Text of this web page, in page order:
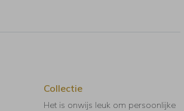
Collectie
Het is onwijs leuk om persoonlijke